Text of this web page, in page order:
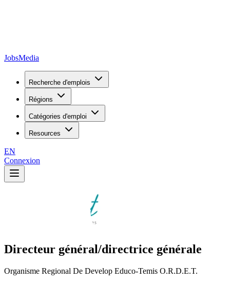
JobsMedia
Recherche d'emplois
Régions
Catégories d'emploi
Resources
EN
Connexion
Directeur général/directrice générale
Organisme Regional De Develop Educo-Temis O.R.D.E.T.